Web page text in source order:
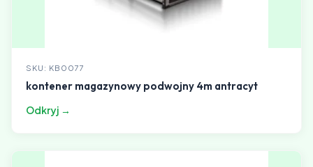
SKU: KB0077
kontener magazynowy podwojny 4m antracyt
Odkryj →